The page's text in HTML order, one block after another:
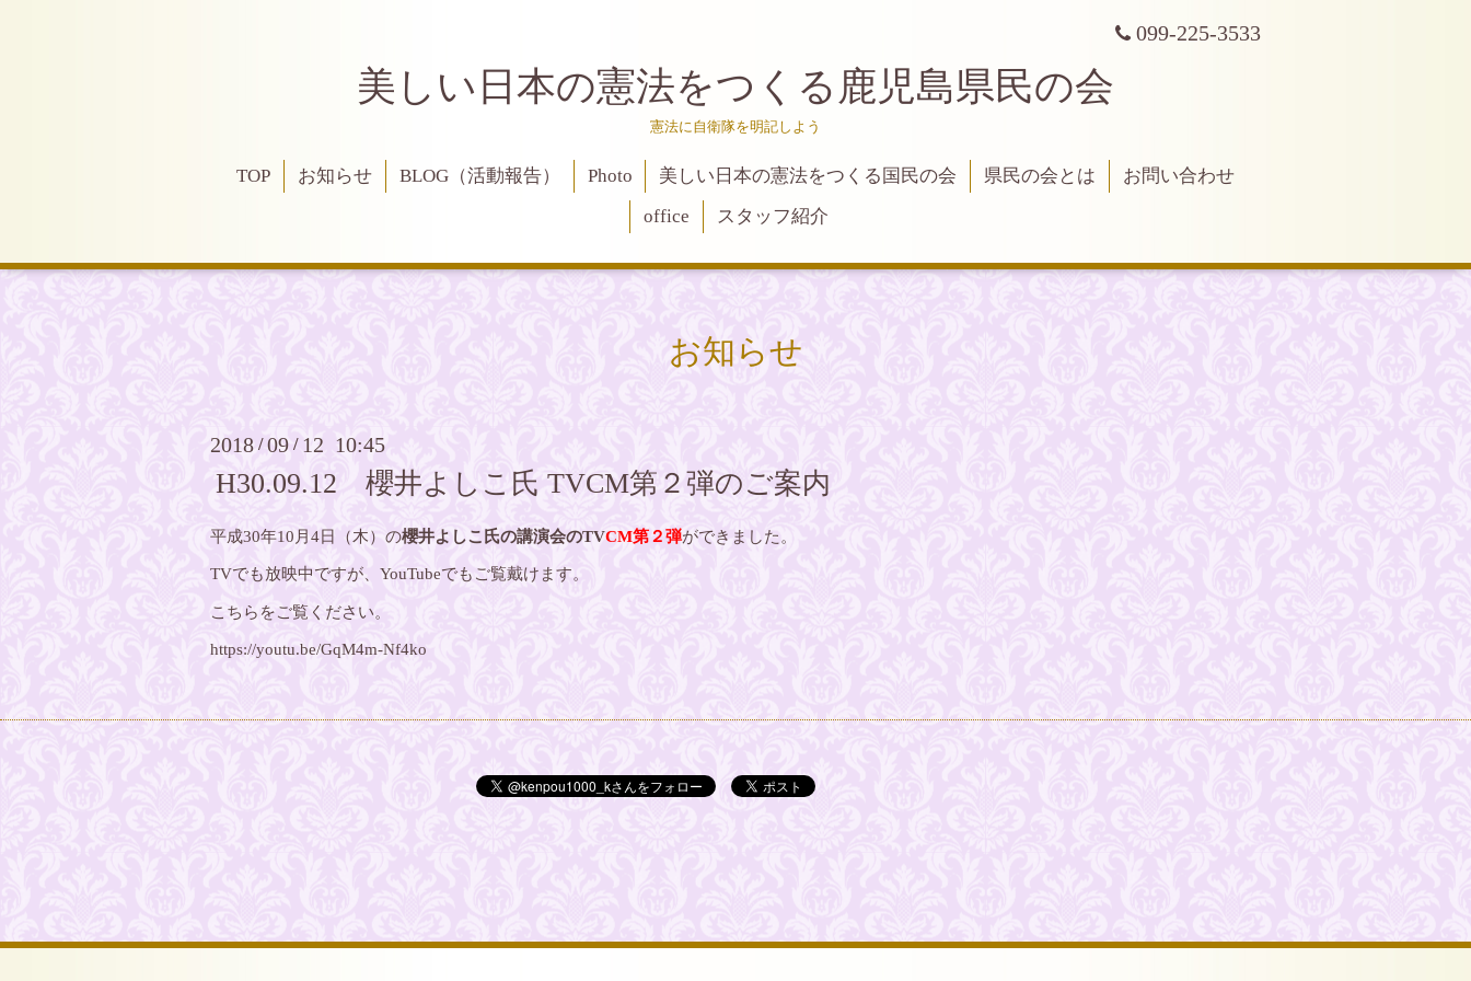
099-225-3533
美しい日本の憲法をつくる鹿児島県民の会
憲法に自衛隊を明記しよう
TOP お知らせ BLOG（活動報告） Photo 美しい日本の憲法をつくる国民の会 県民の会とは
お問い合わせ
office
スタッフ紹介
お知らせ
2018 /09 / 12 10:45
H30.09.12 櫻井よしこ氏 TVCM第２弾のご案内
平成30年10月4日（木）の櫻井よしこ氏の講演会のTVCM第２弾ができました。
TVでも放映中ですが、YouTubeでもご覧戴けます。
こちらをご覧ください。
https://youtu.be/GqM4m-Nf4ko